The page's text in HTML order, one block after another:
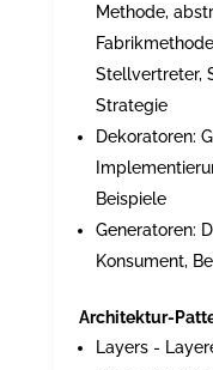
Methode,
Stellvertreter,
Strategie
Dekoratoren:
Beispiele
Generatoren:
Konsument,
Architektur-
Layers -